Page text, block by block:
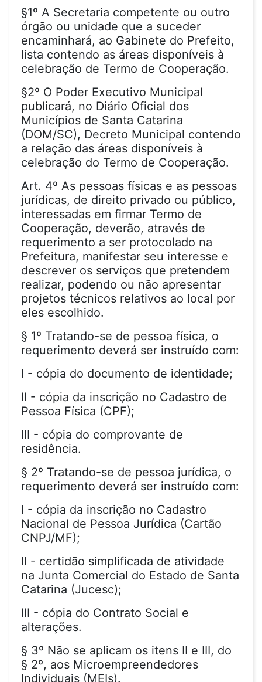
§1º A Secretaria competente ou outro
órgão ou unidade que a suceder
encaminhará, ao Gabinete do Prefeito,
lista contendo as áreas disponíveis à
celebração de Termo de Cooperação.
§2º O Poder Executivo Municipal
publicará, no Diário Oficial dos
Municípios de Santa Catarina
(DOM/SC), Decreto Municipal contendo
a relação das áreas disponíveis à
celebração do Termo de Cooperação.
Art. 4º As pessoas físicas e as pessoas
jurídicas, de direito privado ou público,
interessadas em firmar Termo de
Cooperação, deverão, através de
requerimento a ser protocolado na
Prefeitura, manifestar seu interesse e
descrever os serviços que pretendem
realizar, podendo ou não apresentar
projetos técnicos relativos ao local por
eles escolhido.
§ 1º Tratando-se de pessoa física, o
requerimento deverá ser instruído com:
I - cópia do documento de identidade;
II - cópia da inscrição no Cadastro de
Pessoa Física (CPF);
III - cópia do comprovante de
residência.
§ 2º Tratando-se de pessoa jurídica, o
requerimento deverá ser instruído com:
I - cópia da inscrição no Cadastro
Nacional de Pessoa Jurídica (Cartão
CNPJ/MF);
II - certidão simplificada de atividade
na Junta Comercial do Estado de Santa
Catarina (Jucesc);
III - cópia do Contrato Social e
alterações.
§ 3º Não se aplicam os itens II e III, do
§ 2º, aos Microempreendedores
Individuais (MEIs).